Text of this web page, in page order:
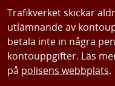
Trafikverket skickar
utlämnande av
betala inte in några
kontouppgifter. Läs
på polisens webbplats.